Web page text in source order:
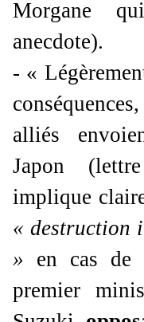
Morgane
anecdote).
- «
alliés
Japon
implique
« destruction
» en cas de
premier